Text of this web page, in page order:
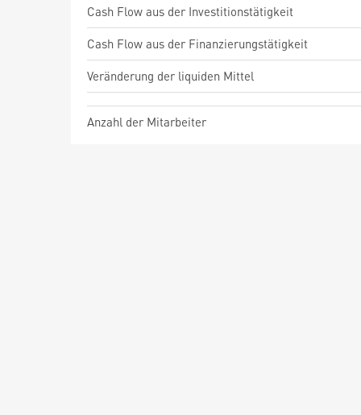
Cash Flow aus der Investitionstätigkeit
Cash Flow aus der Finanzierungstätigkeit
Veränderung der liquiden Mittel
Anzahl der Mitarbeiter